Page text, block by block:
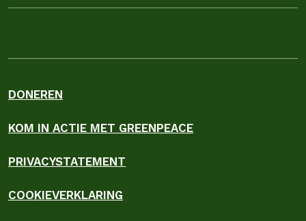
DONEREN
KOM IN ACTIE MET GREENPEACE
PRIVACYSTATEMENT
COOKIEVERKLARING